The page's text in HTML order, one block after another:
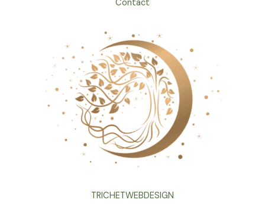
Contact
TRICHETWEBDESIGN